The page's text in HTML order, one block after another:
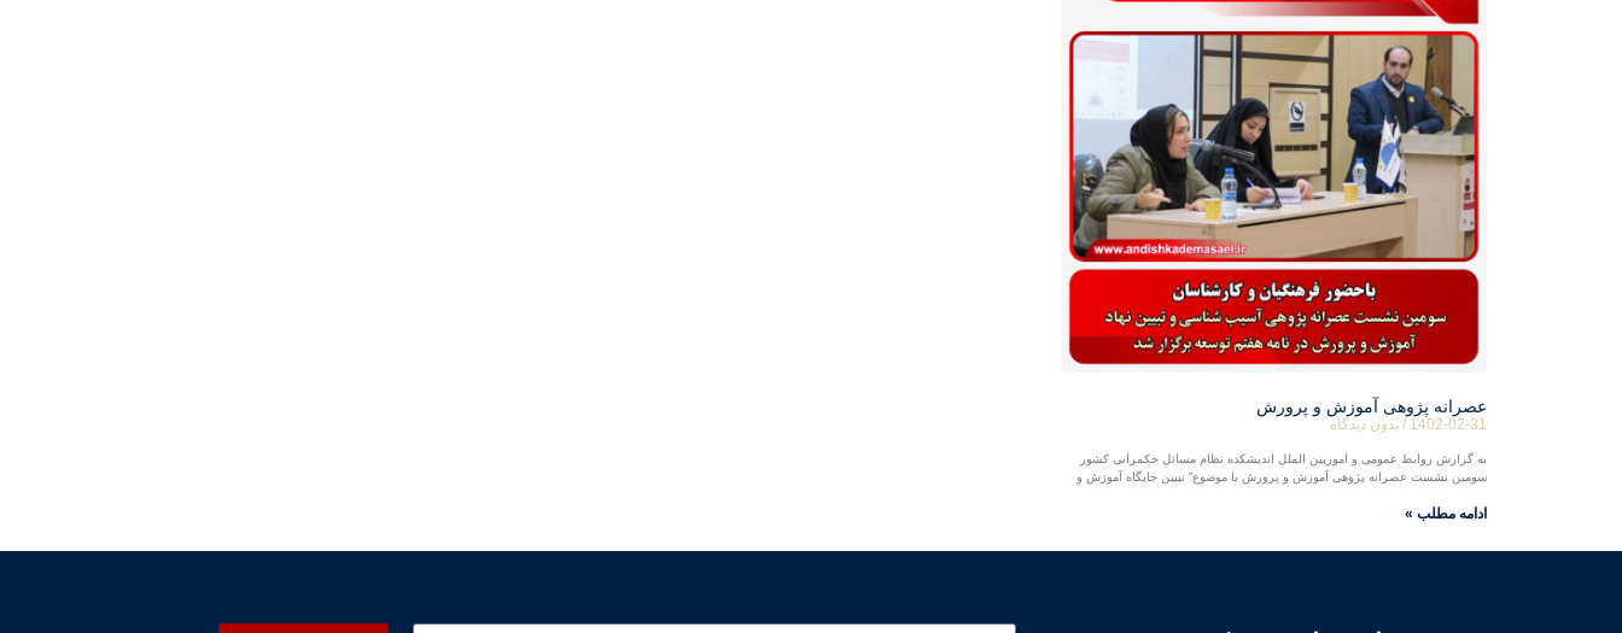
عصرانه پژوهی آموزش و پرورش
1402-02-31 بدون دیدگاه
به گزارش روابط عمومی و اموربین الملل اندیشکده نظام مسائل حکمرانی کشور
سومین نشست عصرانه پژوهی آموزش و پرورش با موضوع” تبیین جایگاه آموزش و
ادامه مطلب »